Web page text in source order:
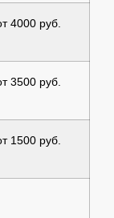
4000 руб.
3500 руб.
1500 руб.